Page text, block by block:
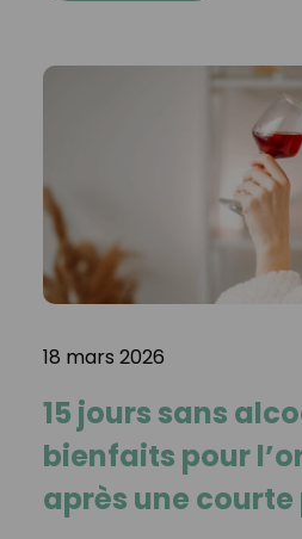
18 mars 2026
15 jours sans
bienfaits pour
après une courte